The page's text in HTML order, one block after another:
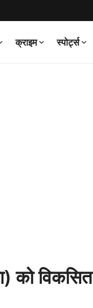
क्राइम स्पोर्ट्स
को विकसित